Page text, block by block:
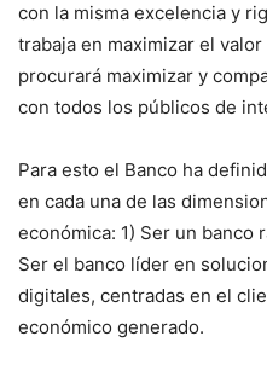
con la misma excelencia y
trabaja en maximizar el
procurará maximizar y
con todos los públicos de
Para esto el Banco ha
en cada una de las
económica: 1) Ser un banco
Ser el banco líder en
digitales, centradas en el
económico generado.